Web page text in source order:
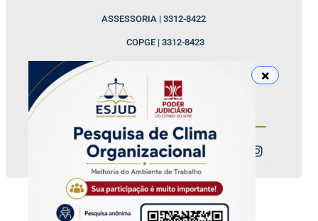
ASSESSORIA | 3312-8422
COPGE | 3312-8423
COEED | 3312-8424
COMON | 3212-8425
Nossos canais
ESJUD